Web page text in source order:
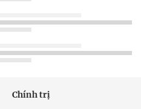
Chính trị